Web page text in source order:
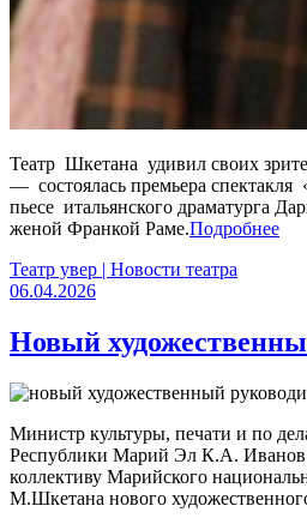
Театр Шкетана удивил своих
— состоялась премьера спектакля
пьесе итальянского драматурга
женой Франкой Раме.Подробнее
Театр увер | Новости театра
06.04.2026
Новый
Министр культуры, печати и по
Республики Марий Эл К.А. Иванов
коллективу Марийского
М.Шкетана нового